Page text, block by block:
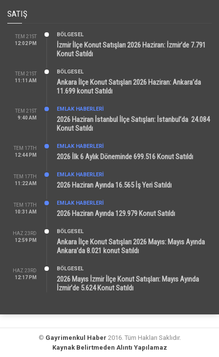
SATIŞ
TEM 21ST
12:02 PM
BÖLGESEL
İzmir İlçe Konut Satışları 2026 Haziran: İzmir’de 7.791
Konut Satıldı
TEM 21ST
11:11 AM
BÖLGESEL
Ankara İlçe Konut Satışları 2026 Haziran: Ankara’da
11.699 konut Satıldı
TEM 21ST
9:40 AM
EMLAK HABERLERI
2026 Haziran İstanbul İlçe Satışları: İstanbul’da 24.084
Konut Satıldı
TEM 17TH
12:44 PM
EMLAK HABERLERI
2026 İlk 6 Aylık Döneminde 699.516 Konut Satıldı
TEM 17TH
11:22 AM
EMLAK HABERLERI
2026 Haziran Ayında 16.565 İş Yeri Satıldı
TEM 17TH
10:31 AM
EMLAK HABERLERI
2026 Haziran Ayında 129.979 Konut Satıldı
HAZ 23RD
12:59 PM
BÖLGESEL
Ankara İlçe Konut Satışları 2026 Mayıs: Mayıs Ayında
Ankara’da 8.021 konut Satıldı
HAZ 23RD
12:17 PM
BÖLGESEL
2026 Mayıs İzmir İlçe Konut Satışları: Mayıs Ayında
İzmir’de 5.624 Konut Satıldı
© Gayrimenkul Haber 2016. Tüm Hakları Saklıdır.
Kaynak Belirtmeden Alıntı Yapılamaz